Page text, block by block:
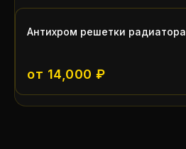
Антихром решетки радиатора
от 14,000 ₽